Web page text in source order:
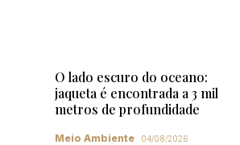
O lado escuro do oceano:
jaqueta é encontrada a 3 mil
metros de profundidade
Meio Ambiente 04/08/2026